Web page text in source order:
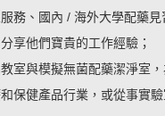
務、國內 / 海外大學配藥
享他們寶貴的工作經驗；
室與模擬無菌配藥潔淨室
保健產品行業，或從事實